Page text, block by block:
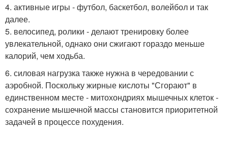
4. активные игры - футбол, баскетбол, волейбол и так
далее.
5. велосипед, ролики - делают тренировку более
увлекательной, однако они сжигают гораздо меньше
калорий, чем ходьба.
6. силовая нагрузка также нужна в чередовании с
аэробной. Поскольку жирные кислоты "Сгорают" в
единственном месте - митохондриях мышечных клеток -
сохранение мышечной массы становится приоритетной
задачей в процессе похудения.